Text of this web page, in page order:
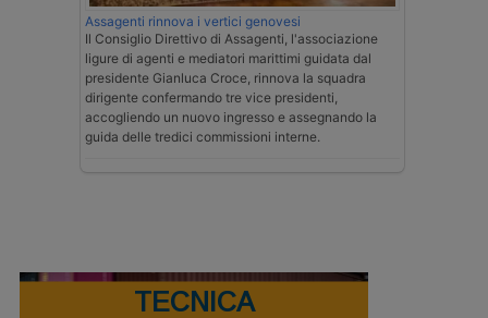
Assagenti rinnova i vertici genovesi
Il Consiglio Direttivo di Assagenti, l'associazione
ligure di agenti e mediatori marittimi guidata dal
presidente Gianluca Croce, rinnova la squadra
dirigente confermando tre vice presidenti,
accogliendo un nuovo ingresso e assegnando la
guida delle tredici commissioni interne.
TECNICA